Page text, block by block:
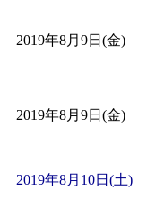
2019年8月9日(金)
2019年8月9日(金)
2019年8月10日(土)